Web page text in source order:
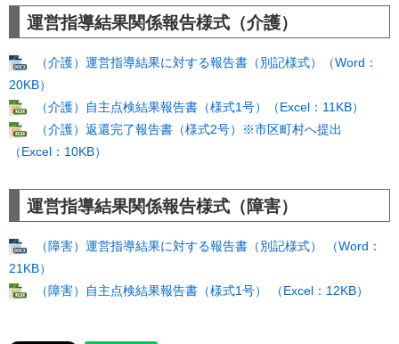
運営指導結果関係報告様式（介護）
（介護）運営指導結果に対する報告書（別記様式）（Word：
20KB）
（介護）自主点検結果報告書（様式1号）（Excel：11KB）
（介護）返還完了報告書（様式2号）※市区町村へ提出
（Excel：10KB）
運営指導結果関係報告様式（障害）
（障害）運営指導結果に対する報告書（別記様式） （Word：
21KB）
（障害）自主点検結果報告書（様式1号） （Excel：12KB）